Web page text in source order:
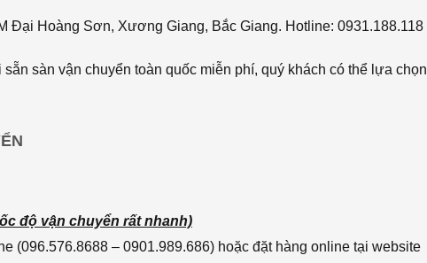
Đại Hoàng Sơn, Xương Giang, Bắc Giang. Hotline: 0931.188.118
sàn vận chuyển toàn quốc miễn phí, quý khách có thể lựa
độ vận chuyển rất nhanh)
(096.576.8688 – 0901.989.686) hoặc đặt hàng online tại website